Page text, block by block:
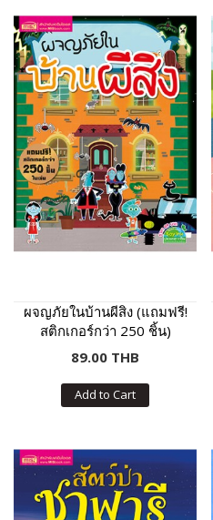
ผจญภัยในบ้านผีสิง (แถมฟรี!
สติกเกอร์กว่า 250 ชิ้น)
89.00 THB
Add to Cart